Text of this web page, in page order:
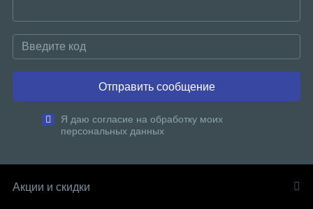
Отправить сообщение
Я даю согласие на обработку моих
персональных данных
Акции и скидки